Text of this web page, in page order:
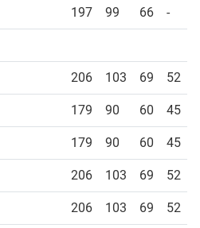
197 99 66 -
206 103 69 52
179 90 60 45
179 90 60 45
206 103 69 52
206 103 69 52